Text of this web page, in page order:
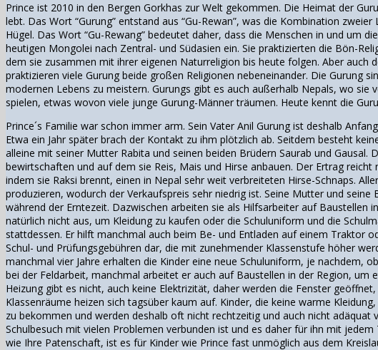
Prince ist 2010 in den Bergen Gorkhas zur Welt gekommen. Die Heimat der
lebt. Das Wort “Gurung” entstand aus “Gu-Rewan”, was die Kombination
Hügel. Das Wort “Gu-Rewang” bedeutet daher, dass die Menschen in und um
heutigen Mongolei nach Zentral- und Südasien ein. Sie praktizierten die Bön-
dem sie zusammen mit ihrer eigenen Naturreligion bis heute folgen. Aber auch
praktizieren viele Gurung beide großen Religionen nebeneinander. Die Gurung
modernen Lebens zu meistern. Gurungs gibt es auch außerhalb Nepals, wo sie
spielen, etwas wovon viele junge Gurung-Männer träumen. Heute kennt die
Prince´s Familie war schon immer arm. Sein Vater Anil Gurung ist deshalb
Etwa ein Jahr später brach der Kontakt zu ihm plötzlich ab. Seitdem besteht
alleine mit seiner Mutter Rabita und seinen beiden Brüdern Saurab und Gausal.
bewirtschaften und auf dem sie Reis, Mais und Hirse anbauen. Der Ertrag
indem sie Raksi brennt, einen in Nepal sehr weit verbreiteten Hirse-Schnaps.
produzieren, wodurch der Verkaufspreis sehr niedrig ist. Seine Mutter und
während der Erntezeit. Dazwischen arbeiten sie als Hilfsarbeiter auf Baustellen
natürlich nicht aus, um Kleidung zu kaufen oder die Schuluniform und die
stattdessen. Er hilft manchmal auch beim Be- und Entladen auf einem Traktor
Schul- und Prüfungsgebühren dar, die mit zunehmender Klassenstufe höher
manchmal vier Jahre erhalten die Kinder eine neue Schuluniform, je nachdem,
bei der Feldarbeit, manchmal arbeitet er auch auf Baustellen in der Region, um
Heizung gibt es nicht, auch keine Elektrizität, daher werden die Fenster
Klassenräume heizen sich tagsüber kaum auf. Kinder, die keine warme
zu bekommen und werden deshalb oft nicht rechtzeitig und auch nicht
Schulbesuch mit vielen Problemen verbunden ist und es daher für ihn mit
wie Ihre Patenschaft, ist es für Kinder wie Prince fast unmöglich aus dem